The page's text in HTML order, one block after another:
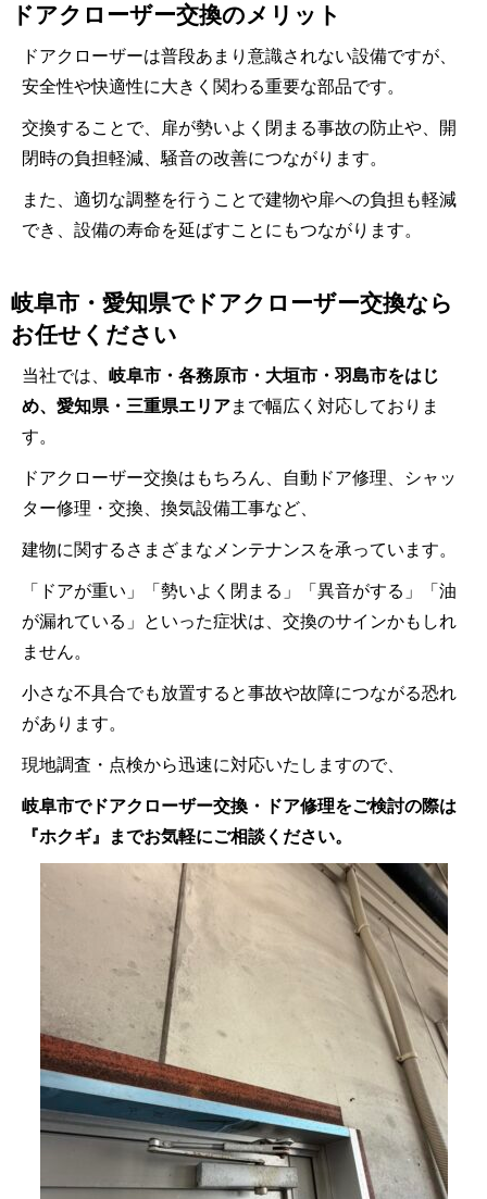
ドアクローザー交換のメリット
ドアクローザーは普段あまり意識されない設備ですが、
安全性や快適性に大きく関わる重要な部品です。
交換することで、扉が勢いよく閉まる事故の防止や、開
閉時の負担軽減、騒音の改善につながります。
また、適切な調整を行うことで建物や扉への負担も軽減
でき、設備の寿命を延ばすことにもつながります。
岐阜市・愛知県でドアクローザー交換なら
お任せください
当社では、 岐阜市・各務原市・大垣市・羽島市をはじ
め、愛知県・三重県エリアまで幅広く対応しておりま
す。
ドアクローザー交換はもちろん、自動ドア修理、シャッ
ター修理・交換、換気設備工事など、
建物に関するさまざまなメンテナンスを承っています。
「ドアが重い」「勢いよく閉まる」「異音がする」「油
が漏れている」といった症状は、交換のサインかもしれ
ません。
小さな不具合でも放置すると事故や故障につながる恐れ
があります。
現地調査・点検から迅速に対応いたしますので、
岐阜市でドアクローザー交換・ドア修理をご検討の際は
『ホクギ』までお気軽にご相談ください。